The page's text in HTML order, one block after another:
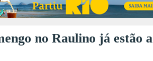
no Raulino já estão a